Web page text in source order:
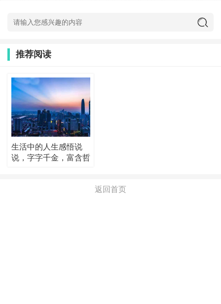
推荐阅读
生活中的人生感悟说
说，字字千金，富含哲
返回首页